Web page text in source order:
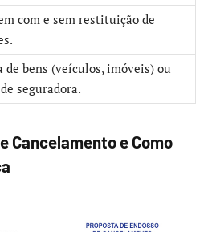
com e sem restituição de
de bens (veículos, imóveis) ou
seguradora.
Cancelamento e Como